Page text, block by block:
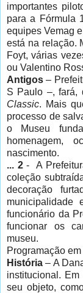
importantes
para a Fórmula
equipes Vemag
está na relação.
Foyt, várias
ou Valentino
Antigos –
S Paulo –, fará,
Classic. Mais
processo de
o Museu
homenagem,
nascimento.
... 2- A
coleção
decoração
municipalidade
funcionário da
funcionar os
museu.
Programação em
História – A
institucional.
seu objeto,